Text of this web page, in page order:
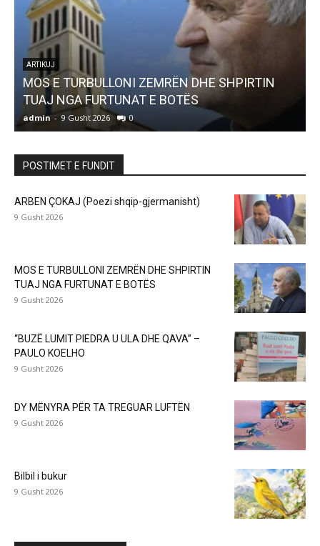
ARTIKUJ
MOS E TURBULLONI ZEMRËN DHE SHPIRTIN
TUAJ NGA FURTUNAT E BOTËS
admin - 9 Gusht 2026 0
POSTIMET E FUNDIT
ARBEN ÇOKAJ (Poezi shqip-gjermanisht)
9 Gusht 2026
MOS E TURBULLONI ZEMRËN DHE SHPIRTIN
TUAJ NGA FURTUNAT E BOTËS
9 Gusht 2026
“BUZË LUMIT PIEDRA U ULA DHE QAVA” –
PAULO KOELHO
9 Gusht 2026
DY MËNYRA PËR TA TREGUAR LUFTËN
9 Gusht 2026
Bilbil i bukur
9 Gusht 2026